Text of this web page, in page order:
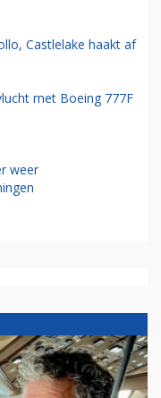
Castlelake haakt af
met Boeing 777F
weer